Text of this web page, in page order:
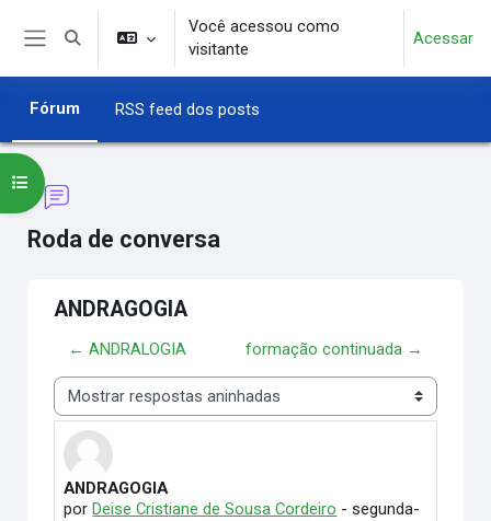
Ir para o conteúdo principal
Alternar entrada de pesquisa
Você acessou como
visitante
Acessar
Fórum RSS feed dos posts
Roda de conversa
Abrir índice do curso
ANDRAGOGIA
← ANDRALOGIA formação continuada →
Modo de visualização
ANDRAGOGIA
por Deise Cristiane de Sousa Cordeiro -segunda-
Número de respostas: 0